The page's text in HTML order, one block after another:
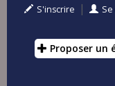
S'inscrire |
Proposer un